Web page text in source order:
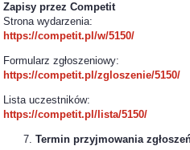
Zapisy przez Competit
Strona wydarzenia:
https://competit.pl/w/5150/
Formularz zgłoszeniowy:
https://competit.pl/zgloszenie/5150/
Lista uczestników:
https://competit.pl/lista/5150/
Termin przyjmowania